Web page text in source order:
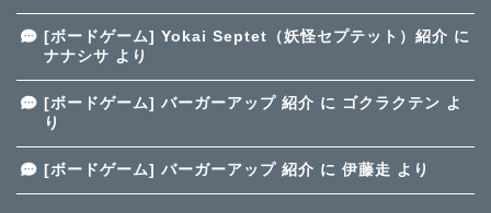
[ボードゲーム] Yokai Septet（妖怪セプテット）紹介 に
ナナシサ より
[ボードゲーム] バーガーアップ 紹介 に ゴクラクテン よ
り
[ボードゲーム] バーガーアップ 紹介 に 伊藤走 より